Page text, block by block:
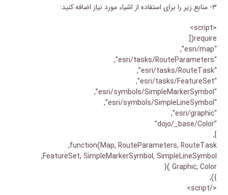
۳- منابع زیر را برای استفاده از اشیاء مورد نیاز اضافه کنید:
<script>
require([
“esri/map”,
“esri/tasks/RouteParameters”,
“esri/tasks/RouteTask”,
“esri/tasks/FeatureSet”,
“esri/symbols/SimpleMarkerSymbol”,
“esri/symbols/SimpleLineSymbol”,
“esri/graphic”,
“dojo/_base/Color”
],
function(Map, RouteParameters, RouteTask,
FeatureSet, SimpleMarkerSymbol, SimpleLineSymbol,
Graphic, Color ){
});
</script>